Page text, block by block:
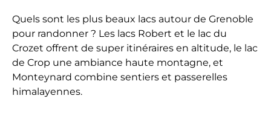
Quels sont les plus beaux lacs autour de Grenoble
pour randonner ? Les lacs Robert et le lac du
Crozet offrent de super itinéraires en altitude, le lac
de Crop une ambiance haute montagne, et
Monteynard combine sentiers et passerelles
himalayennes.